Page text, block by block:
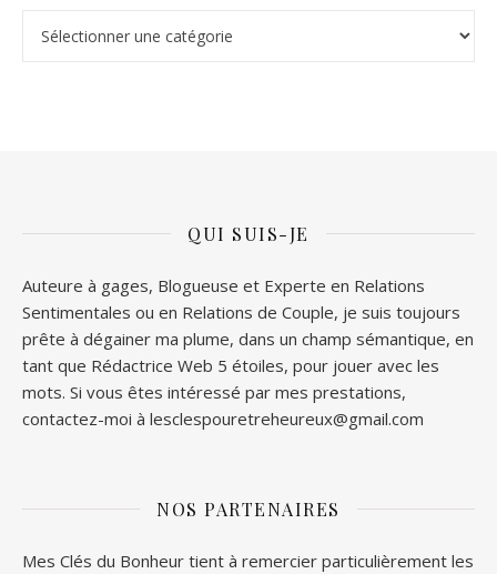
QUI SUIS-JE
Auteure à gages, Blogueuse et Experte en Relations
Sentimentales ou en Relations de Couple, je suis toujours
prête à dégainer ma plume, dans un champ sémantique, en
tant que Rédactrice Web 5 étoiles, pour jouer avec les
mots. Si vous êtes intéressé par mes prestations,
contactez-moi à lesclespouretreheureux@gmail.com
NOS PARTENAIRES
Mes Clés du Bonheur tient à remercier particulièrement les